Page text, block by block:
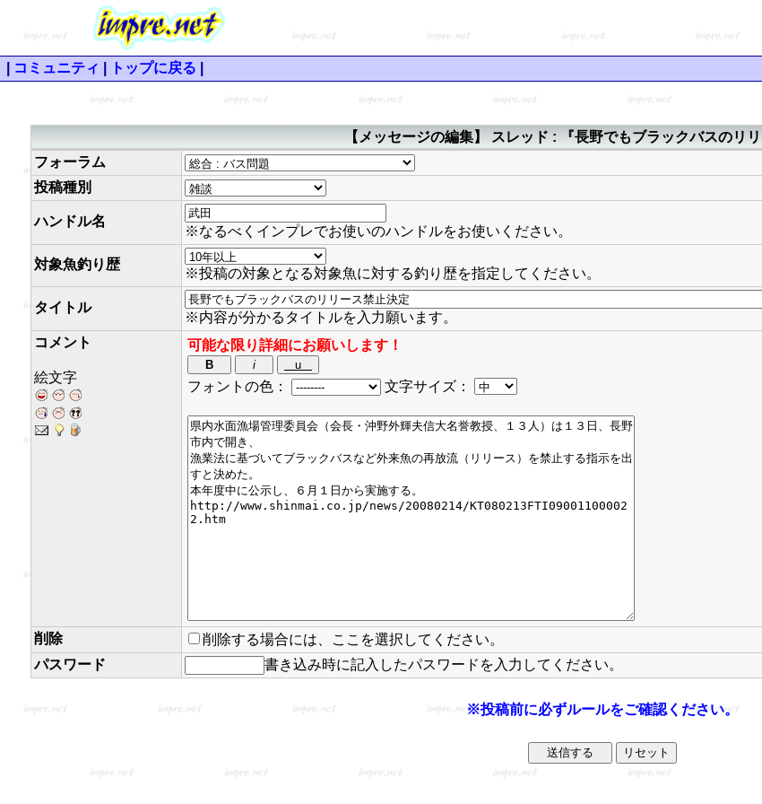
コミュニティ トップに戻る
【メッセージの編集】 スレッド : 『長野でもブラックバスのリリ
フォーラム
投稿種別
ハンドル名
※なるべくインプレでお使いのハンドルをお使いください。
対象魚釣り歴
※投稿の対象となる対象魚に対する釣り歴を指定してください。
タイトル
※内容が分かるタイトルを入力願います。
コメント
絵文字
可能な限り詳細にお願いします！
フォントの色： 文字サイズ：
削除
削除する場合には、ここを選択してください。
パスワード
書き込み時に記入したパスワードを入力してください。
※投稿前に必ずルールをご確認ください。